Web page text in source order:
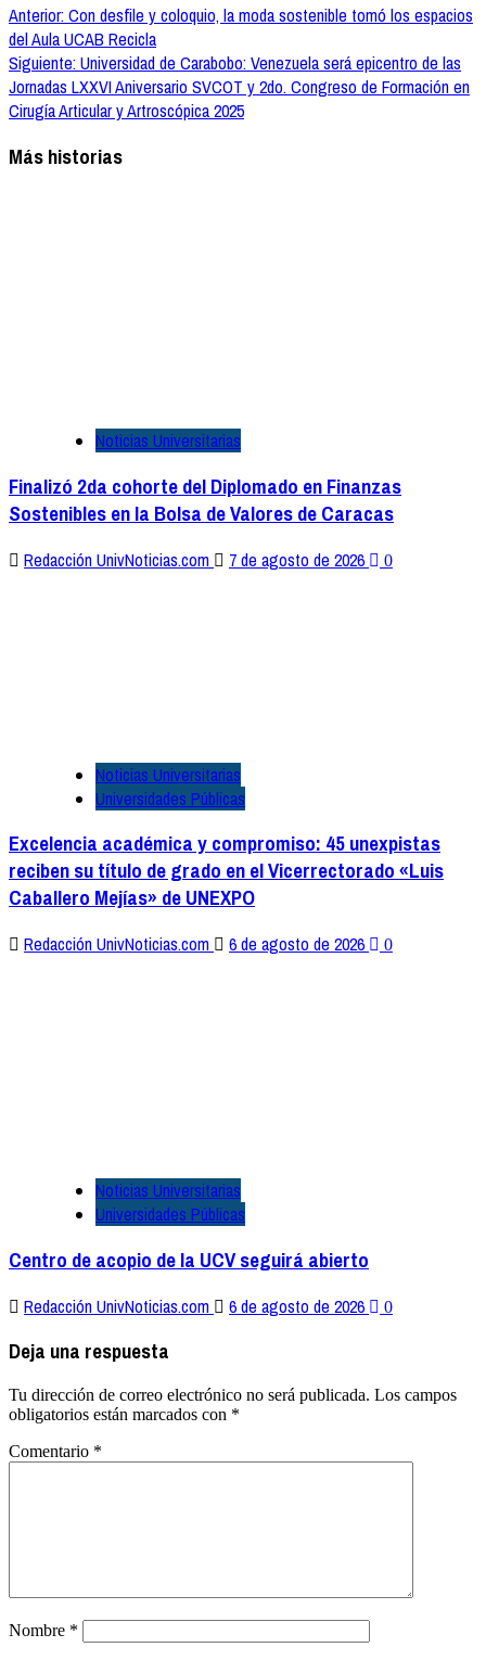
Navegación
de
entradas
Anterior:Con desfile y coloquio, la moda sostenible tomó los espacios
del Aula UCAB Recicla
Siguiente:Universidad de Carabobo: Venezuela será epicentro de las
Jornadas LXXVI Aniversario SVCOT y 2do. Congreso de Formación en
Cirugía Articular y Artroscópica 2025
Más historias
Noticias Universitarias
Finalizó 2da cohorte del Diplomado en Finanzas
Sostenibles en la Bolsa de Valores de Caracas
Redacción UnivNoticias.com 7 de agosto de 2026 0
Noticias Universitarias
Universidades Públicas
Excelencia académica y compromiso: 45 unexpistas
reciben su título de grado en el Vicerrectorado «Luis
Caballero Mejías» de UNEXPO
Redacción UnivNoticias.com 6 de agosto de 2026 0
Noticias Universitarias
Universidades Públicas
Centro de acopio de la UCV seguirá abierto
Redacción UnivNoticias.com 6 de agosto de 2026 0
Deja una respuesta
Tu dirección de correo electrónico no será publicada. Los campos
obligatorios están marcados con *
Comentario *
Nombre *